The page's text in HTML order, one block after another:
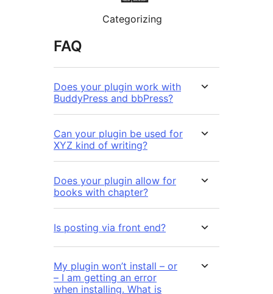
Categorizing
FAQ
Does your plugin work with
BuddyPress and bbPress?
Can your plugin be used for
XYZ kind of writing?
Does your plugin allow for
books with chapter?
Is posting via front end?
My plugin won’t install – or
– I am getting an error
when installing. What is